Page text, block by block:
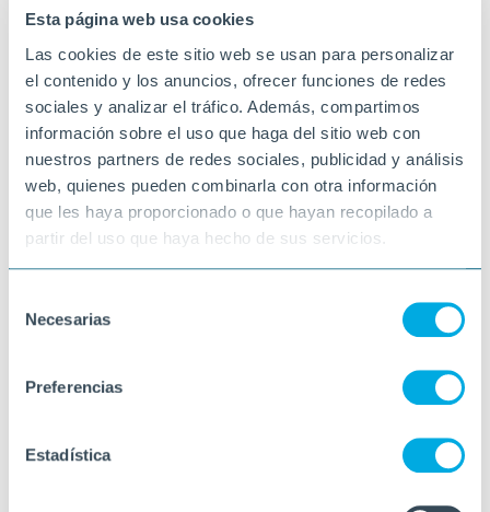
Esta página web usa cookies
Las cookies de este sitio web se usan para personalizar
el contenido y los anuncios, ofrecer funciones de redes
sociales y analizar el tráfico. Además, compartimos
información sobre el uso que haga del sitio web con
nuestros partners de redes sociales, publicidad y análisis
web, quienes pueden combinarla con otra información
que les haya proporcionado o que hayan recopilado a
partir del uso que haya hecho de sus servicios.
Necesarias
Preferencias
Estadística